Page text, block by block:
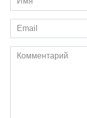
*
Email
*
Комментарий